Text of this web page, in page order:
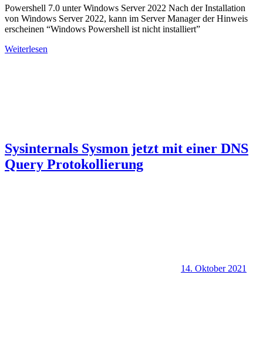
Powershell 7.0 unter Windows Server 2022 Nach der Installation
von Windows Server 2022, kann im Server Manager der Hinweis
erscheinen “Windows Powershell ist nicht installiert”
Weiterlesen
Sysinternals Sysmon jetzt mit einer DNS
Query Protokollierung
14. Oktober 2021